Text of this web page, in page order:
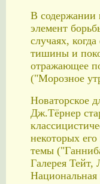
В содержании
элемент
случаях,
тишины и
отражающее
("Морозное
Новаторское
Дж.Тёрнер
некоторых
темы
Галерея Тейт,
Национальная